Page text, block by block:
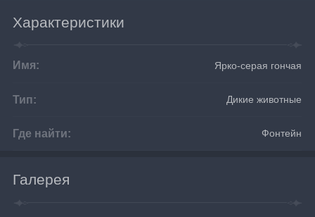
Характеристики
Имя: Ярко-серая гончая
Тип: Дикие животные
Где найти: Фонтейн
Галерея